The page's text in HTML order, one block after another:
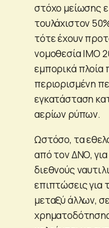
στόχο μείωσης
τουλάχιστον
τότε έχουν
νομοθεσία IMO
εμπορικά πλοία
περιορισμένη
εγκατάσταση
αερίων ρύπων.
Ωστόσο, τα
από τον ΔΝΟ,
διεθνούς
επιπτώσεις για
μεταξύ άλλων,